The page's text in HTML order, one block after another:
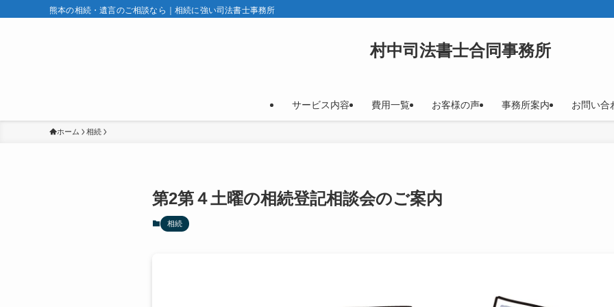
熊本の相続・遺言のご相談なら｜相続に強い司法書士事務所
村中司法書士合同事務所
サービス内容 費用一覧 お客様の声 事務所案内 お問い合
ホーム 相続
第2第４土曜の相続登記相談会のご案内
相続